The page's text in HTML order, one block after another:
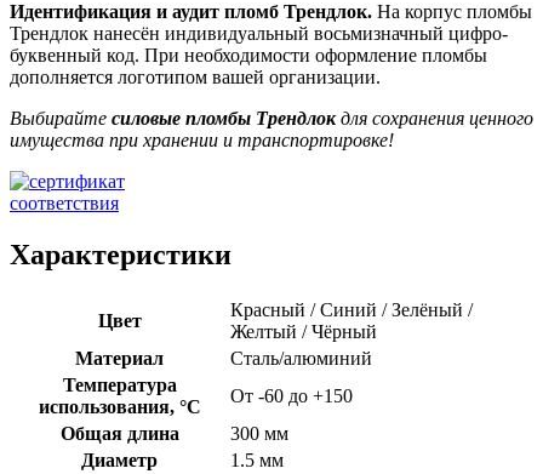
Идентификация и аудит пломб Трендлок. На корпус пломбы
Трендлок нанесён индивидуальный восьмизначный цифро-
буквенный код. При необходимости оформление пломбы
дополняется логотипом вашей организации.
Выбирайте силовые пломбы Трендлокдля сохранения ценного
имущества при хранении и транспортировке!
Характеристики
Цвет
Красный / Синий / Зелёный /
Желтый / Чёрный
Материал
Сталь/алюминий
Температура
использования, °C
От -60 до +150
Общая длина
300 мм
Диаметр
1.5 мм